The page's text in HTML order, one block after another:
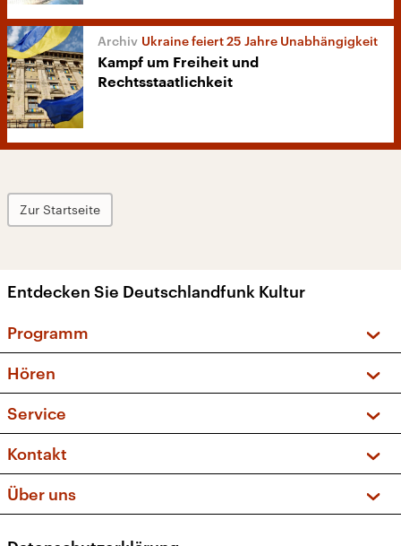
Ukraine feiert 25 Jahre Unabhängigkeit
Kampf um Freiheit und
Rechtsstaatlichkeit
Zur Startseite
Entdecken Sie Deutschlandfunk Kultur
Programm
Sendungen und Podcasts
Musikliste
Kakadu – Das Kinderprogramm
Hören
Frequenzen (UKW + DAB+)
Service
FAQ
Apps
Newsletter
Kontakt
Social Media
Über uns